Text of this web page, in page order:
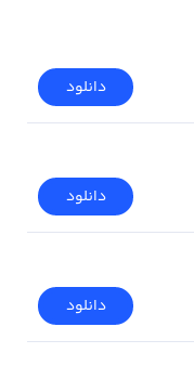
دانلود
دانلود
دانلود